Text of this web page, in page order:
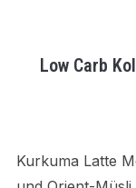
Low Carb
Kurkuma Latte